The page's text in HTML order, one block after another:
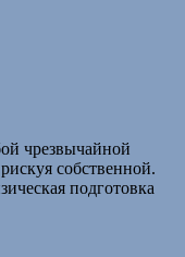
чрезвычайной
собственной.
подготовка